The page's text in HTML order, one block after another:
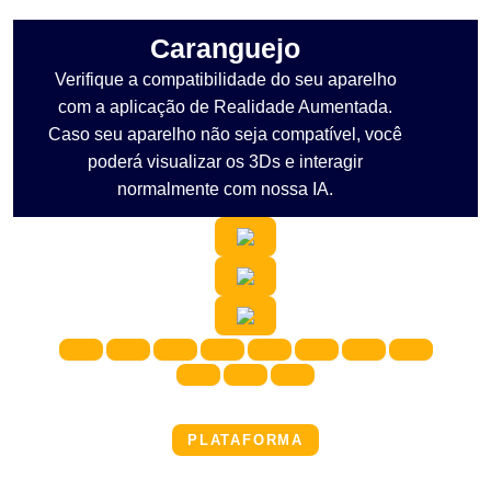
Caranguejo
Verifique a compatibilidade do seu aparelho
com a aplicação de Realidade Aumentada.
Caso seu aparelho não seja compatível, você
poderá visualizar os 3Ds e interagir
normalmente com nossa IA.
PLATAFORMA